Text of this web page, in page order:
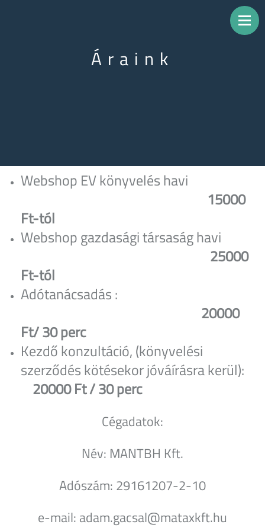
Áraink
Webshop EV könyvelés havi
15000
Ft-tól
Webshop gazdasági társaság havi
25000
Ft-tól
Adótanácsadás :
20000
Ft/ 30 perc
Kezdő konzultáció, (könyvelési
szerződés kötésekor jóváírásra kerül):
20000 Ft / 30 perc
Cégadatok:
Név: MANTBH Kft.
Adószám: 29161207-2-10
e-mail: adam.gacsal@mataxkft.hu